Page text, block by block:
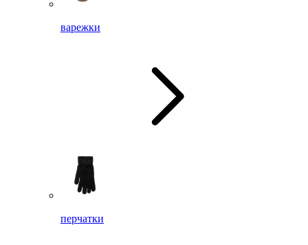
варежки
перчатки